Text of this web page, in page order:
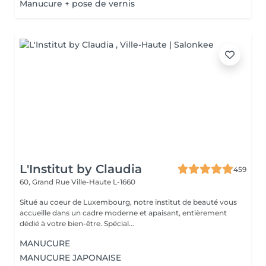
Manucure + pose de vernis
L'Institut by Claudia
459
60, Grand Rue Ville-Haute L-1660
Situé au coeur de Luxembourg, notre institut de beauté vous
accueille dans un cadre moderne et apaisant, entièrement
dédié à votre bien-être. Spécial...
MANUCURE
MANUCURE JAPONAISE